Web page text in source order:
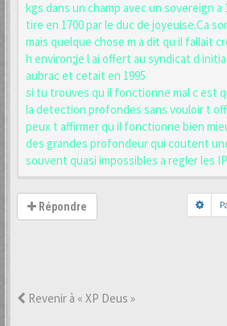
kgs dans un champ avec un sovereign
tire en 1700 par le duc de joyeuise.Ca
mais quelque chose m a dit qu il fallait
h environ;je l ai offert au syndicat d
aubrac et cetait en 1995
si tu trouves qu il fonctionne mal c est
la detection profondes sans vouloir t
peux t affirmer qu il fonctionne bien
des grandes profondeur qui coutent
souvent quasi impossibles a regler les
Répondre
Revenir à « XP Deus »